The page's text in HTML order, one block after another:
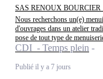
SAS RENOUX
Nous recherchons un(e)
d'ouvrages dans un atelier
pose de tout type de
CDI - Temps plein
Publié il y a 7 jours